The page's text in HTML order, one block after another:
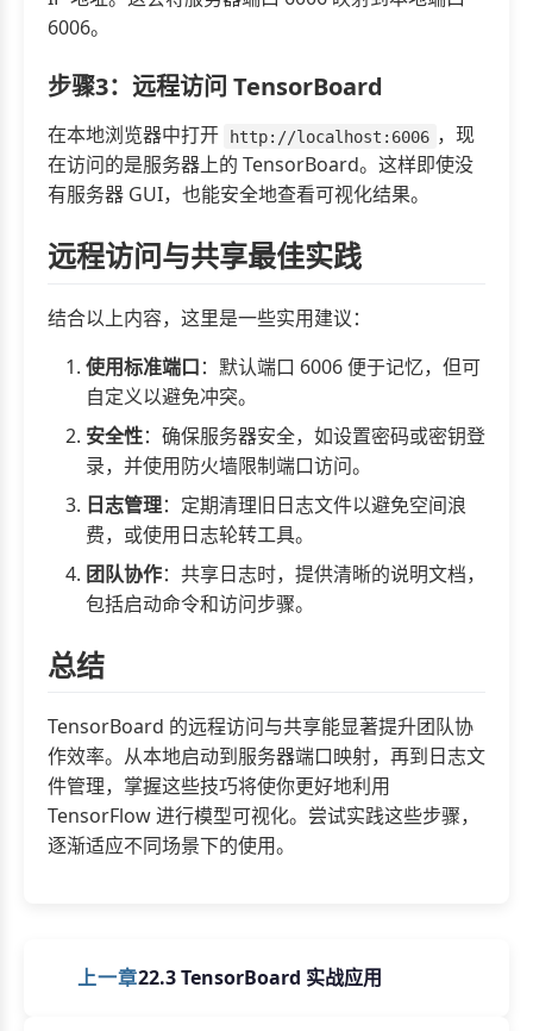
6006。
步骤3：远程访问 TensorBoard
在本地浏览器中打开 http://localhost:6006 ，现
在访问的是服务器上的 TensorBoard。这样即使没
有服务器 GUI，也能安全地查看可视化结果。
远程访问与共享最佳实践
结合以上内容，这里是一些实用建议：
使用标准端口：默认端口 6006 便于记忆，但可
自定义以避免冲突。
安全性：确保服务器安全，如设置密码或密钥登
录，并使用防火墙限制端口访问。
日志管理：定期清理旧日志文件以避免空间浪
费，或使用日志轮转工具。
团队协作：共享日志时，提供清晰的说明文档，
包括启动命令和访问步骤。
总结
TensorBoard 的远程访问与共享能显著提升团队协
作效率。从本地启动到服务器端口映射，再到日志文
件管理，掌握这些技巧将使你更好地利用
TensorFlow 进行模型可视化。尝试实践这些步骤，
逐渐适应不同场景下的使用。
上一章22.3 TensorBoard 实战应用